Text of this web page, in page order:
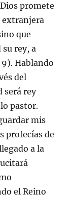
promete
extranjera
que
su rey, a
Hablando
del
será rey
pastor.
mis
profecías de
a la
el Reino